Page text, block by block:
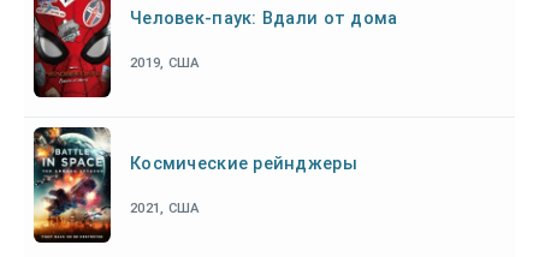
Человек-паук: Вдали от дома
2019, США
Космические рейнджеры
2021, США